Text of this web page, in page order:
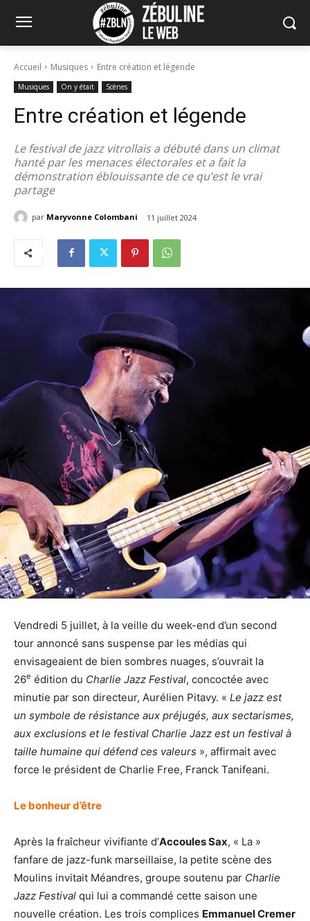
Accueil Musiques Entre création et légende
Musiques On y était Scènes
Entre création et légende
Le festival de jazz vitrollais a débuté dans un climat
hanté par les menaces électorales et a fait la
démonstration éblouissante de ce qu’est le vrai
partage
par Maryvonne Colombani 11 juillet 2024
Vendredi 5 juillet, à la veille du week-end d’un second
tour annoncé sans suspense par les médias qui
envisageaient de bien sombres nuages, s’ouvrait la
26e édition du Charlie Jazz Festival, concoctée avec
minutie par son directeur, Aurélien Pitavy. « Le jazz est
un symbole de résistance aux préjugés, aux sectarismes,
aux exclusions et le festival Charlie Jazz est un festival à
taille humaine qui défend ces valeurs », affirmait avec
force le président de Charlie Free, Franck Tanifeani.
Le bonheur d’être
Après la fraîcheur vivifiante d’Accoules Sax, « La »
fanfare de jazz-funk marseillaise, la petite scène des
Moulins invitait Méandres, groupe soutenu par Charlie
Jazz Festival qui lui a commandé cette saison une
nouvelle création. Les trois complices Emmanuel Cremer